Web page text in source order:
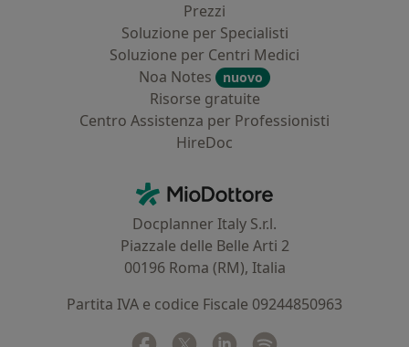
Prezzi
Soluzione per Specialisti
Soluzione per Centri Medici
Noa Notes
nuovo
Risorse gratuite
Centro Assistenza per Professionisti
HireDoc
MioDottore - Homepage
Docplanner Italy S.r.l.
Piazzale delle Belle Arti 2
00196 Roma (RM), Italia
Partita IVA e codice Fiscale 09244850963
Facebook
si apre in una nuova scheda
Twitter
si apre in una nuova scheda
Linkedin
si apre in una nuova